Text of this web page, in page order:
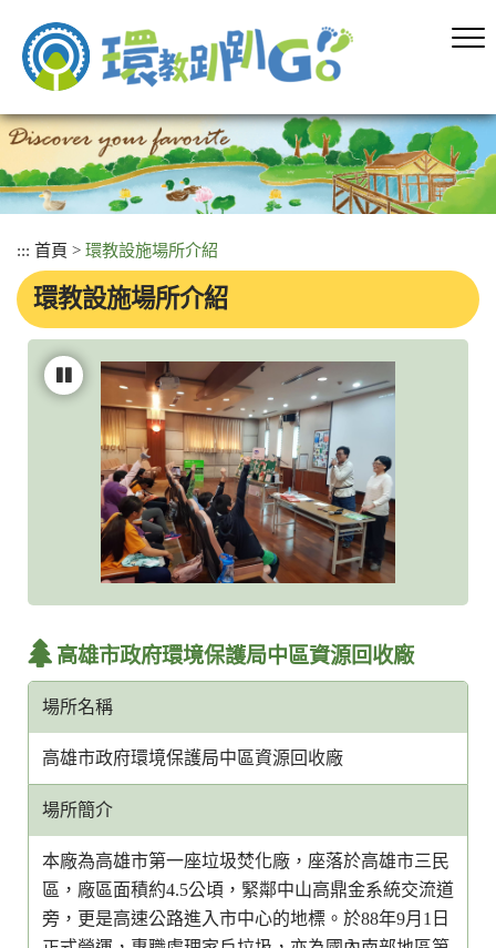
容
塊
::: 首頁 > 環教設施場所介紹
環教設施場所介紹
高雄市政府環境保護局中區資源回收廠
場所名稱
高雄市政府環境保護局中區資源回收廠
場所簡介
本廠為高雄市第一座垃圾焚化廠，座落於高雄市三民
區，廠區面積約4.5公頃，緊鄰中山高鼎金系統交流道
旁，更是高速公路進入市中心的地標。於88年9月1日